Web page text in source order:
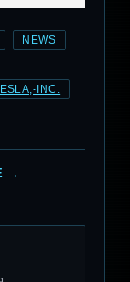
NEWS
INC.
→